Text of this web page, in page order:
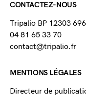
CONTACTEZ-NOUS
Tripalio BP 12303
04 81 65 33 70
contact@tripalio.fr
MENTIONS LÉGALES
Directeur de